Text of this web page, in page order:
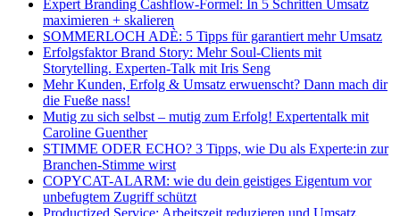
Expert Branding Cashflow-Formel: In 5 Schritten Umsatz
maximieren + skalieren
SOMMERLOCH ADÈ: 5 Tipps für garantiert mehr Umsatz
Erfolgsfaktor Brand Story: Mehr Soul-Clients mit
Storytelling. Experten-Talk mit Iris Seng
Mehr Kunden, Erfolg & Umsatz erwuenscht? Dann mach dir
die Fueße nass!
Mutig zu sich selbst – mutig zum Erfolg! Expertentalk mit
Caroline Guenther
STIMME ODER ECHO? 3 Tipps, wie Du als Experte:in zur
Branchen-Stimme wirst
COPYCAT-ALARM: wie du dein geistiges Eigentum vor
unbefugtem Zugriff schützt
Productized Service: Arbeitszeit reduzieren und Umsatz